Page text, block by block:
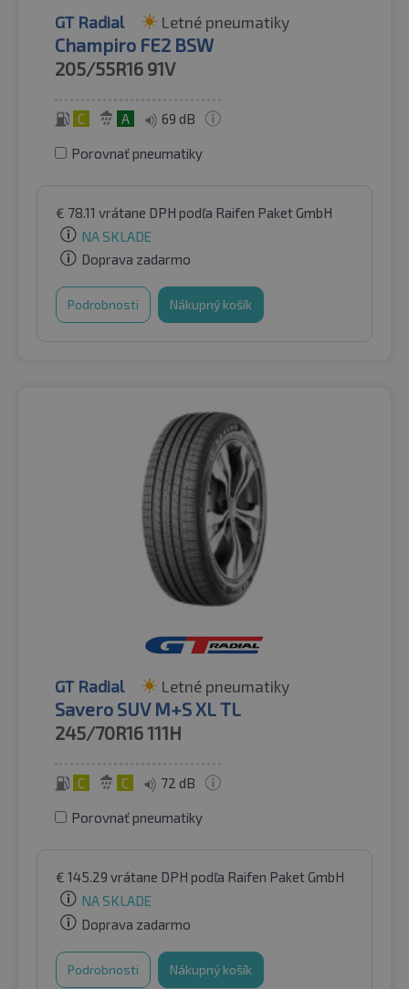
GT Radial Letné pneumatiky
Champiro FE2 BSW
205/55R16 91V
C A 69 dB
Porovnať pneumatiky
€ 78.11 vrátane DPH podľa Raifen Paket GmbH
NA SKLADE
Doprava zadarmo
Podrobnosti Nákupný košík
GT Radial Letné pneumatiky
Savero SUV M+S XL TL
245/70R16111H
C C 72 dB
Porovnať pneumatiky
€ 145.29 vrátane DPH podľa Raifen Paket GmbH
NA SKLADE
Doprava zadarmo
Podrobnosti Nákupný košík